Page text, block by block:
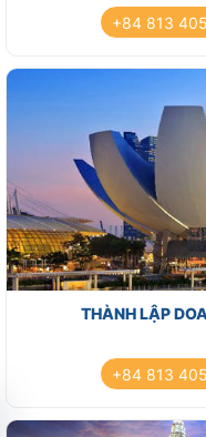
+84 813
THÀNH LẬP
+84 813